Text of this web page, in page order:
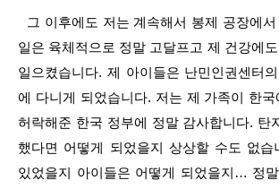
그 이후에도 저는 계속해서 봉제 공장에서
일은 육체적으로 정말 고달프고 제 건강에
일으켰습니다. 제 아이들은 난민인권센터
에 다니게 되었습니다. 저는 제 가족이 한
허락해준 한국 정부에 정말 감사합니다. 탄
했다면 어떻게 되었을지 상상할 수도 없습
있었을지 아이들은 어떻게 되었을지… 정